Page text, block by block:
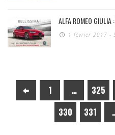
ALFA ROMEO GIULIA
1 février 2017 -
1 … 325
330
331